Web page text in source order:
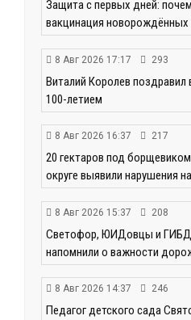
Защита с первых дней:
вакцинация новорождённых
8 Авг 2026 17:17 293
Виталий Королев поздравил
100-летием
8 Авг 2026 16:37 217
20 гектаров под
округе выявили нарушения
8 Авг 2026 15:37 208
Светофор, ЮИДовцы и
напомнили о важности
8 Авг 2026 14:37 246
Педагог детского сада